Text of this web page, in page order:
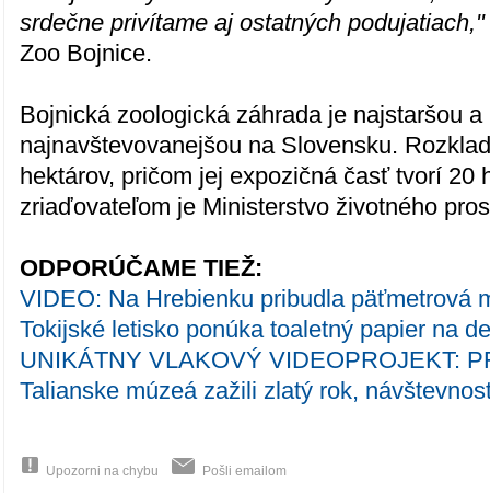
srdečne privítame aj ostatných podujatiach,"
Zoo Bojnice.
Bojnická zoologická záhrada je najstaršou a
najnavštevovanejšou na Slovensku.
hektárov, pričom jej expozičná časť tvorí 20
zriaďovateľom je Ministerstvo životného
ODPORÚČAME TIEŽ:
VIDEO: Na Hrebienku pribudla päťmetrová
Tokijské letisko ponúka toaletný papier na
UNIKÁTNY VLAKOVÝ VIDEOPROJEKT:
Talianske múzeá zažili zlatý rok,
Upozorni na chybu Pošli emailom